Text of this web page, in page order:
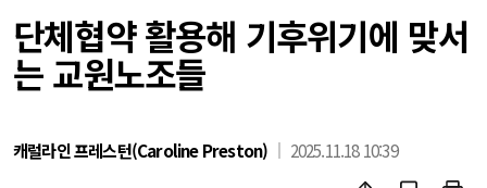
단체협약 활용해 기후위기에 맞서
는 교원노조들
캐럴라인 프레스턴(Caroline Preston) 2025.11.18 10:39